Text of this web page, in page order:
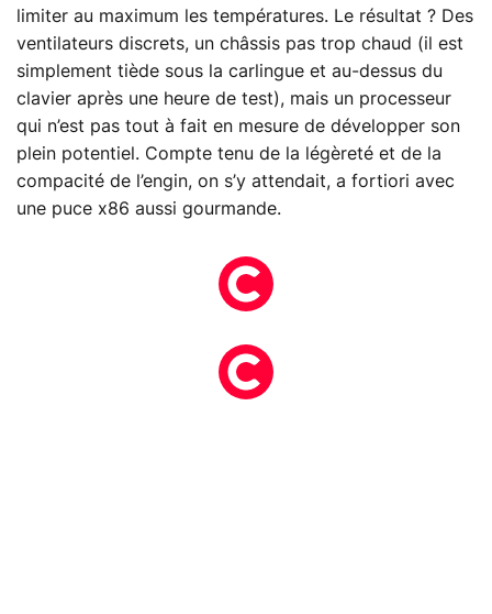
limiter au maximum les températures. Le résultat ? Des
ventilateurs discrets, un châssis pas trop chaud (il est
simplement tiède sous la carlingue et au-dessus du
clavier après une heure de test), mais un processeur
qui n’est pas tout à fait en mesure de développer son
plein potentiel. Compte tenu de la légèreté et de la
compacité de l’engin, on s’y attendait, a fortiori avec
une puce x86 aussi gourmande.